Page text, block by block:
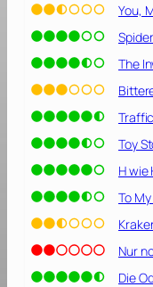
e
g
e
b
r
t
[
2
0
2
5
]
You,
The
Toy
H
To
Nur
Die